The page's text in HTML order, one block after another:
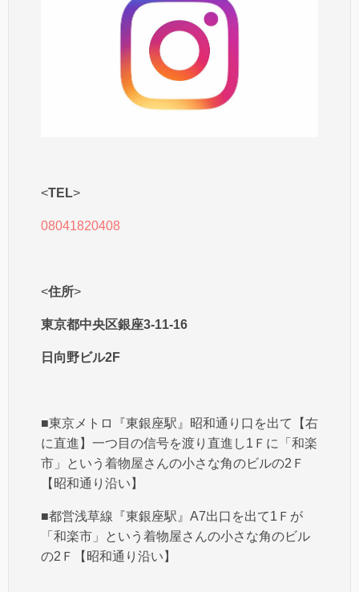
<TEL>
08041820408
<住所>
東京都中央区銀座3-11-16
日向野ビル2F
■東京メトロ『東銀座駅』昭和通り口を出て【右
に直進】一つ目の信号を渡り直進し1Ｆに「和楽
市」という着物屋さんの小さな角のビルの2Ｆ
【昭和通り沿い】
■都営浅草線『東銀座駅』A7出口を出て1Ｆが
「和楽市」という着物屋さんの小さな角のビル
の2Ｆ【昭和通り沿い】